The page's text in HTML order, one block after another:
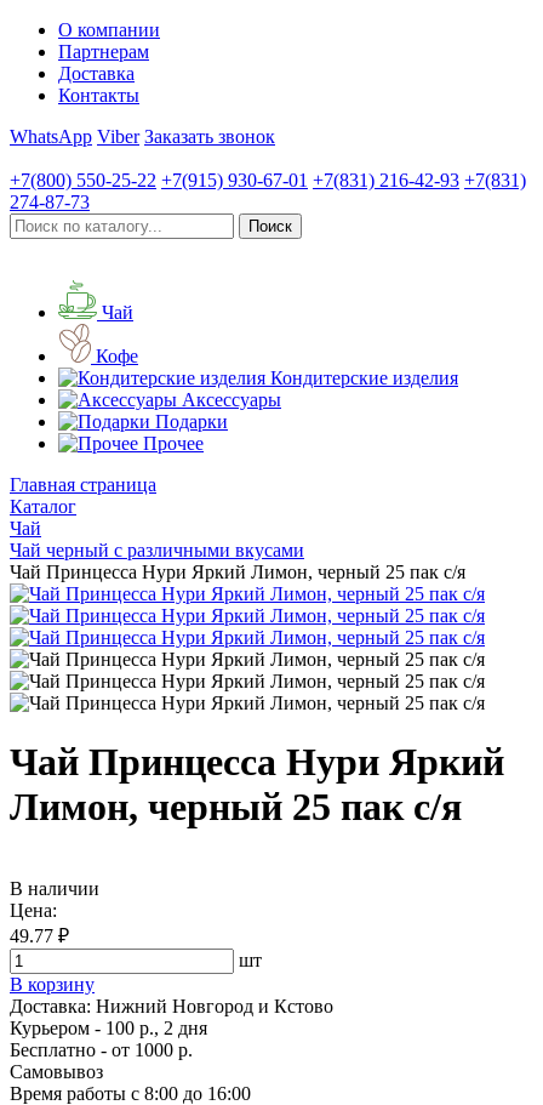
О компании
Партнерам
Доставка
Контакты
WhatsApp Viber Заказать звонок
+7(800) 550-25-22 +7(915) 930-67-01 +7(831) 216-42-93 +7(831)
274-87-73
Чай
Кофе
Кондитерские изделия
Аксессуары
Подарки
Прочее
Главная страница
Каталог
Чай
Чай черный с различными вкусами
Чай Принцесса Нури Яркий Лимон, черный 25 пак с/я
Чай Принцесса Нури Яркий
Лимон, черный 25 пак с/я
В наличии
Цена:
49.77 ₽
шт
В корзину
Доставка: Нижний Новгород и Кстово
Курьером - 100 р., 2 дня
Бесплатно - от 1000 р.
Самовывоз
Время работы с 8:00 до 16:00